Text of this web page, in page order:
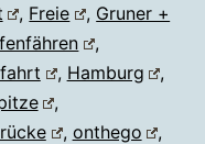
, Freie , Gruner +
,
, Hamburg
,
,
, onthego
,